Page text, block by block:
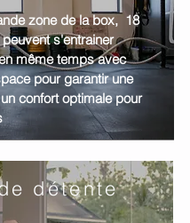
zone de la box, 18
s'entrainer
même temps avec
pour garantir une
confort optimale pour
détente